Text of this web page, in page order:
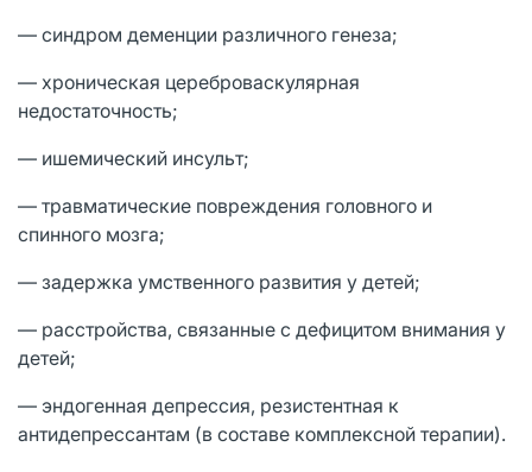
— синдром деменции различного генеза;
— хроническая цереброваскулярная
недостаточность;
— ишемический инсульт;
— травматические повреждения головного и
спинного мозга;
— задержка умственного развития у детей;
— расстройства, связанные с дефицитом внимания у
детей;
— эндогенная депрессия, резистентная к
антидепрессантам (в составе комплексной терапии).